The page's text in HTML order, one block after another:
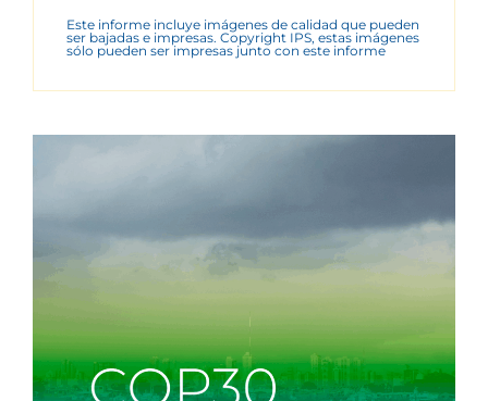
Este informe incluye imágenes de calidad que pueden
ser bajadas e impresas. Copyright IPS, estas imágenes
sólo pueden ser impresas junto con este informe